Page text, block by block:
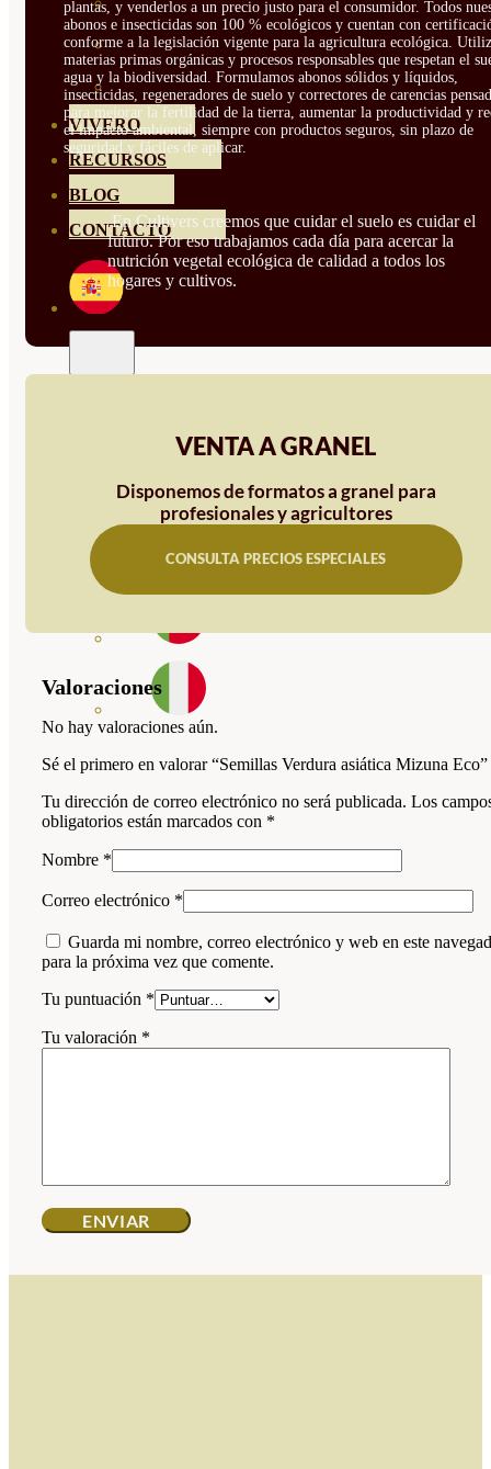
ROSALES
GERANIOS
VIVERO
RECURSOS
BLOG
CONTACTO
plantas, y venderlos a un precio justo para el consumidor. Todos
abonos e insecticidas son 100 % ecológicos y cuentan con
conforme a la legislación vigente para la agricultura ecológica.
materias primas orgánicas y procesos responsables que respetan el
agua y la biodiversidad. Formulamos abonos sólidos y líquidos,
insecticidas, regeneradores de suelo y correctores de carencias
para mejorar la fertilidad de la tierra, aumentar la productividad y
el impacto ambiental, siempre con productos seguros, sin plazo de
seguridad y fáciles de aplicar.
En Cultivers creemos que cuidar el suelo es cuidar el
futuro. Por eso trabajamos cada día para acercar la
nutrición vegetal ecológica de calidad a todos los
hogares y cultivos.
VENTA A GRANEL
Disponemos de formatos a granel para
profesionales y agricultores
CONSULTA PRECIOS ESPECIALES
Valoraciones
No hay valoraciones aún.
Sé el primero en valorar “Semillas Verdura asiática Mizuna Eco”
Tu dirección de correo electrónico no será publicada. Los
obligatorios están marcados con *
Nombre *
Correo electrónico *
Guarda mi nombre, correo electrónico y web en este
para la próxima vez que comente.
Tu puntuación *
Tu valoración *